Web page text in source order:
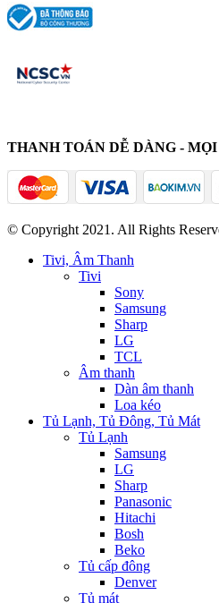
THANH TOÁN DỄ DÀNG -
© Copyright 2021. All Rights
Tivi, Âm Thanh
Tivi
Sony
Samsung
Sharp
LG
TCL
Âm thanh
Dàn âm thanh
Loa kéo
Tủ Lạnh, Tủ Đông, Tủ Mát
Tủ Lạnh
Samsung
LG
Sharp
Panasonic
Hitachi
Bosh
Beko
Tủ cấp đông
Denver
Tủ mát